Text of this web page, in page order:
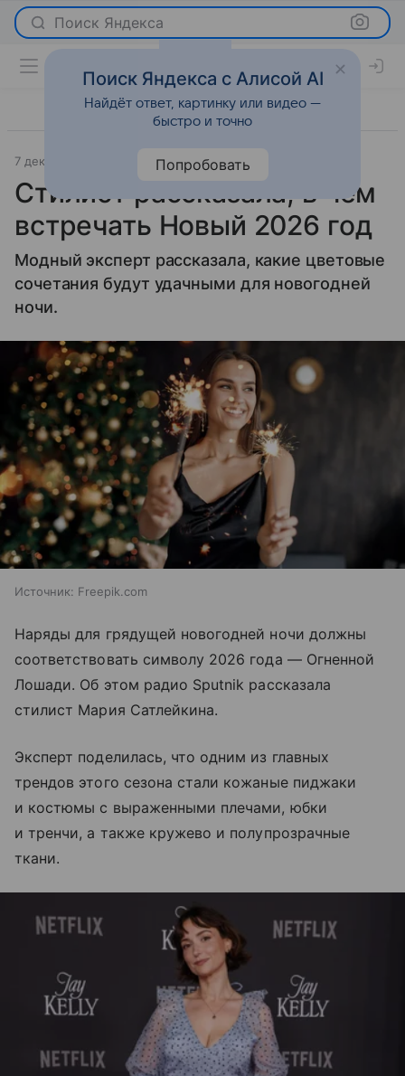
Поиск Яндекса
7 декабря 2025 Газета.Ру Мода
Стилист рассказала, в чем
встречать Новый 2026 год
Модный эксперт рассказала, какие цветовые
сочетания будут удачными для новогодней
ночи.
Источник: Freepik.com
Наряды для грядущей новогодней ночи должны
соответствовать символу 2026 года — Огненной
Лошади. Об этом радио Sputnik рассказала
стилист Мария Сатлейкина.
Эксперт поделилась, что одним из главных
трендов этого сезона стали кожаные пиджаки
и костюмы с выраженными плечами, юбки
и тренчи, а также кружево и полупрозрачные
ткани.
Поиск Яндекса с Алисой AI
Найдёт ответ, картинку или видео —
быстро и точно
Попробовать